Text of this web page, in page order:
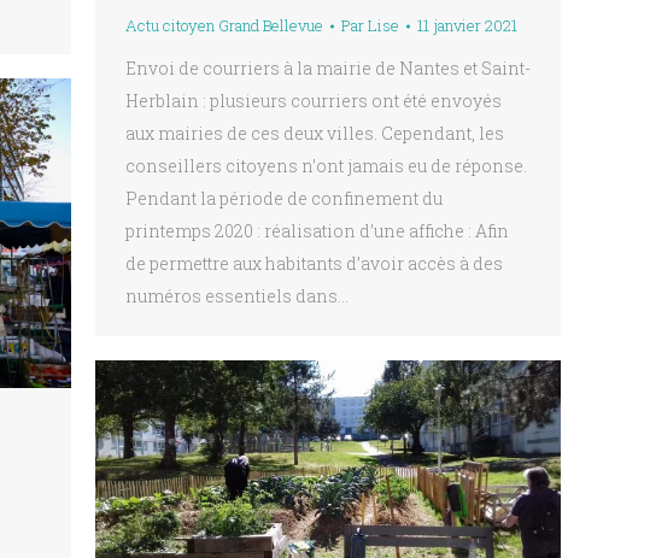
Actu citoyen Grand Bellevue ParLise 11 janvier 2021
Envoi de courriers à la mairie de Nantes et Saint-
Herblain : plusieurs courriers ont été envoyés
aux mairies de ces deux villes. Cependant, les
conseillers citoyens n’ont jamais eu de réponse.
Pendant la période de confinement du
printemps 2020 : réalisation d’une affiche : Afin
de permettre aux habitants d’avoir accès à des
numéros essentiels dans…